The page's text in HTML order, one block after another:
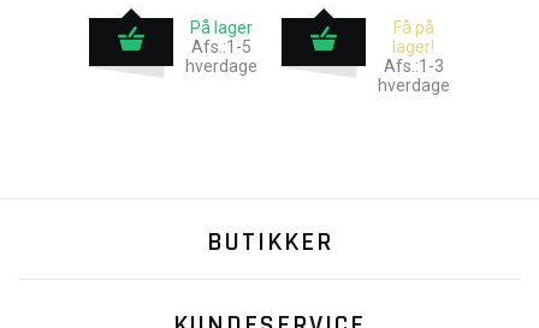
På lager
Afs.:1-5
hverdage
Få på
lager!
Afs.:1-3
hverdage
BUTIKKER